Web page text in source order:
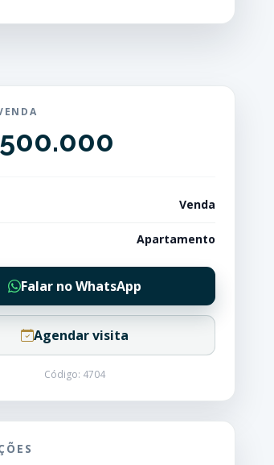
Venda
Apartamento
Falar no WhatsApp
Agendar visita
Código: 4704